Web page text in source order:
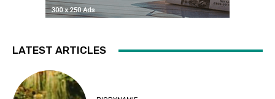
LATEST ARTICLES